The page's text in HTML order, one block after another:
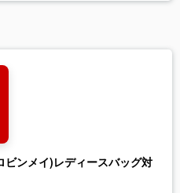
ビンメイ)レディースバッグ対